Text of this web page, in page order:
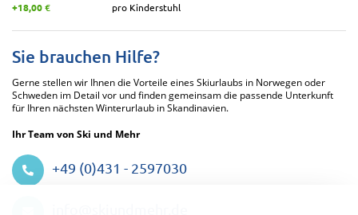
+18,00 €
pro Kinderstuhl
Sie brauchen Hilfe?
Gerne stellen wir Ihnen die Vorteile eines Skiurlaubs in Norwegen oder
Schweden im Detail vor und finden gemeinsam die passende Unterkunft
für Ihren nächsten Winterurlaub in Skandinavien.
Ihr Team von Ski und Mehr
+49 (0)431 - 2597030